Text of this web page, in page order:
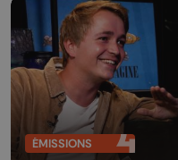
ÉMISSIONS